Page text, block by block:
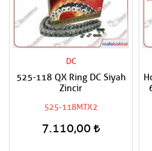
DC
525-118 QX Ring DC Siyah
Zincir
525-118MTX2
7.110,00